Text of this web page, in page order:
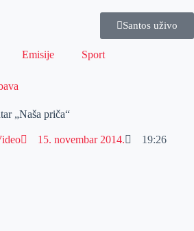
Santos uživo
Emisije Sport
„Naša priča“
15. novembar 2014. 19:26